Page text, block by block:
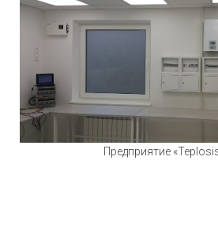
Предприятие